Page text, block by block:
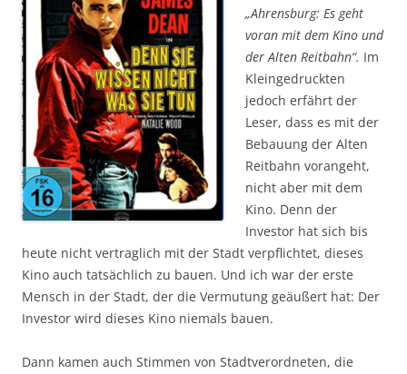
„Ahrensburg: Es geht
voran mit dem Kino und
der Alten Reitbahn“. Im
Kleingedruckten
jedoch erfährt der
Leser, dass es mit der
Bebauung der Alten
Reitbahn vorangeht,
nicht aber mit dem
Kino. Denn der
Investor hat sich bis
heute nicht vertraglich mit der Stadt verpflichtet, dieses
Kino auch tatsächlich zu bauen. Und ich war der erste
Mensch in der Stadt, der die Vermutung geäußert hat: Der
Investor wird dieses Kino niemals bauen.
Dann kamen auch Stimmen von Stadtverordneten, die